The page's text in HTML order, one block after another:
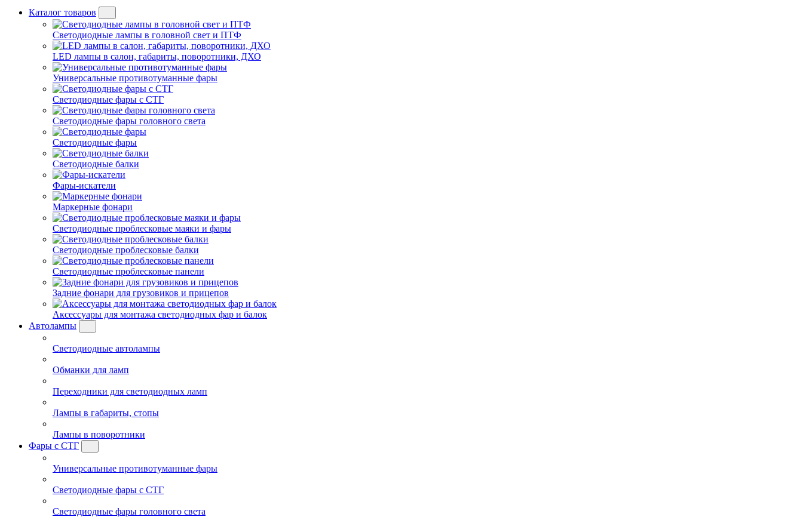
Каталог товаров
Светодиодные лампы в головной свет и ПТФ
LED лампы в салон, габариты, поворотники, ДХО
Универсальные противотуманные фары
Светодиодные фары с СТГ
Светодиодные фары головного света
Светодиодные фары
Светодиодные балки
Фары-искатели
Маркерные фонари
Светодиодные проблесковые маяки и фары
Светодиодные проблесковые балки
Светодиодные проблесковые панели
Задние фонари для грузовиков и прицепов
Аксессуары для монтажа светодиодных фар и балок
Автолампы
Светодиодные автолампы
Обманки для ламп
Переходники для светодиодных ламп
Лампы в габариты, стопы
Лампы в поворотники
Фары с СТГ
Универсальные противотуманные фары
Светодиодные фары с СТГ
Светодиодные фары головного света